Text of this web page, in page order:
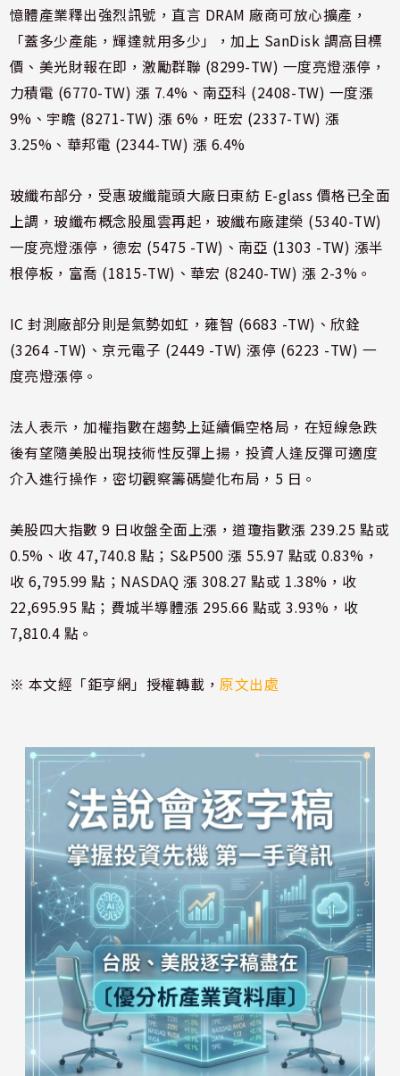
憶體產業釋出強烈訊號，直言 DRAM 廠商可放心擴產，
「蓋多少產能，輝達就用多少」，加上 SanDisk 調高目標
價、美光財報在即，激勵群聯 (8299-TW) 一度亮燈漲停，
力積電 (6770-TW) 漲 7.4%、南亞科 (2408-TW) 一度漲
9%、宇瞻 (8271-TW) 漲 6%，旺宏 (2337-TW) 漲
3.25%、華邦電 (2344-TW) 漲 6.4%
玻纖布部分，受惠玻纖龍頭大廠日東紡 E-glass 價格已全面
上調，玻纖布概念股風雲再起，玻纖布廠建榮 (5340-TW)
一度亮燈漲停，德宏 (5475 -TW)、南亞 (1303 -TW) 漲半
根停板，富喬 (1815-TW)、華宏 (8240-TW) 漲 2-3%。
IC 封測廠部分則是氣勢如虹，雍智 (6683 -TW)、欣銓
(3264 -TW)、京元電子 (2449 -TW) 漲停 (6223 -TW) 一
度亮燈漲停。
法人表示，加權指數在趨勢上延續偏空格局，在短線急跌
後有望隨美股出現技術性反彈上揚，投資人逢反彈可適度
介入進行操作，密切觀察籌碼變化布局，5 日。
美股四大指數 9 日收盤全面上漲，道瓊指數漲 239.25 點或
0.5%、收 47,740.8 點；S&P500 漲 55.97 點或 0.83%，
收 6,795.99 點；NASDAQ 漲 308.27 點或 1.38%，收
22,695.95 點；費城半導體漲 295.66 點或 3.93%，收
7,810.4 點。
※ 本文經「鉅亨網」授權轉載，原文出處